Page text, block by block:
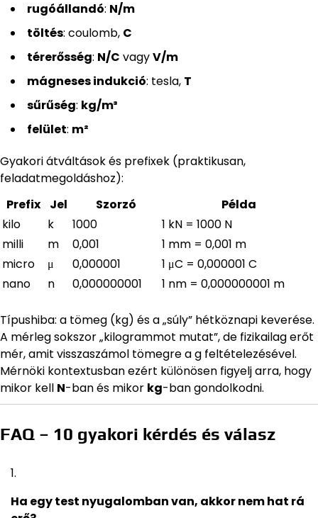
rugóállandó: N/m
töltés: coulomb, C
térerősség: N/C vagyV/m
mágneses indukció: tesla, T
sűrűség: kg/m³
felület: m²
Gyakori átváltások és prefixek (praktikusan,
feladatmegoldáshoz):
Prefix
Jel Szorzó
Példa
kilo
k 1000
1 kN = 1000 N
milli
m 0,001
1 mm = 0,001 m
micro
μ 0,000001
1 μC = 0,000001 C
nano
n 0,000000001 1 nm = 0,000000001 m
Típushiba: a tömeg (kg) és a „súly” hétköznapi keverése.
A mérleg sokszor „kilogrammot mutat”, de fizikailag erőt
mér, amit visszaszámol tömegre a g feltételezésével.
Mérnöki kontextusban ezért különösen figyelj arra, hogy
mikor kell N-ban és mikor kg-ban gondolkodni.
FAQ – 10 gyakori kérdés és válasz
Ha egy test nyugalomban van, akkor nem hat rá